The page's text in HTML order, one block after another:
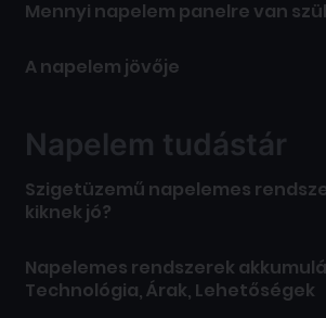
Mennyi napelem panelre van
A napelem jövője
Napelem tudástár
Szigetüzemű napelemes
kiknek jó?
Napelemes rendszerek
Technológia, Árak, Lehetőségek